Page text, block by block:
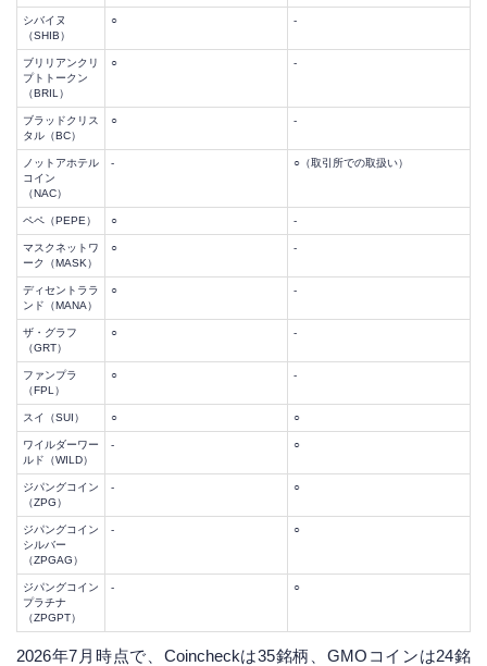
シバイヌ
（SHIB）
○ -
ブリリアンクリ
プトトークン
（BRIL）
○ -
ブラッドクリス
タル（BC）
○ -
ノットアホテル
コイン
（NAC）
- ○（取引所での取扱い）
ペペ（PEPE） ○ -
マスクネットワ
ーク（MASK）
○ -
ディセントララ
ンド（MANA）
○ -
ザ・グラフ
（GRT）
○ -
ファンプラ
（FPL）
○ -
スイ（SUI） ○ ○
ワイルダーワー
ルド（WILD）
- ○
ジパングコイン
（ZPG）
- ○
ジパングコイン
シルバー
（ZPGAG）
- ○
ジパングコイン
プラチナ
（ZPGPT）
- ○
2026年7月時点で、Coincheckは35銘柄、GMOコインは24銘